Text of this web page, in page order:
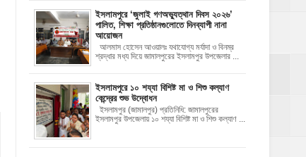
‎ইসলামপুরে ‘জুলাই গণঅভ্যুত্থান দিবস ২০২৬’
পালিত, শিক্ষা প্রতিষ্ঠানগুলোতে দিনব্যাপী নানা
আয়োজন
‎​আলমাস হোসেন আওয়ালঃ‎ ‎​যথাযোগ্য মর্যাদা ও বিনম্র
শ্রদ্ধার মধ্য দিয়ে জামালপুরের ইসলামপুর উপজেলার ...
ইসলামপুরে ১০ শয্যা বিশিষ্ট মা ও শিশু কল্যাণ
কেন্দ্রের শুভ উদ্বোধন
ইসলামপুর (জামালপুর) প্রতিনিধি: জামালপুরের
ইসলামপুর উপজেলায় ১০ শয্যা বিশিষ্ট মা ও শিশু কল্যাণ ...